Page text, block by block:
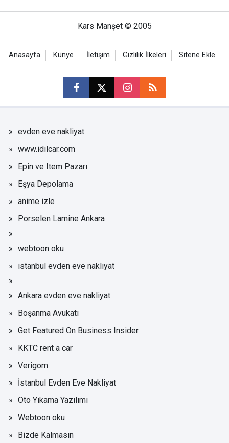
Kars Manşet © 2005
Anasayfa Künye İletişim Gizlilik İlkeleri Sitene Ekle
evden eve nakliyat
www.idilcar.com
Epin ve Item Pazarı
Eşya Depolama
anime izle
Porselen Lamine Ankara
webtoon oku
istanbul evden eve nakliyat
Ankara evden eve nakliyat
Boşanma Avukatı
Get Featured On Business Insider
KKTC rent a car
Verigom
İstanbul Evden Eve Nakliyat
Oto Yıkama Yazılımı
Webtoon oku
Bizde Kalmasın